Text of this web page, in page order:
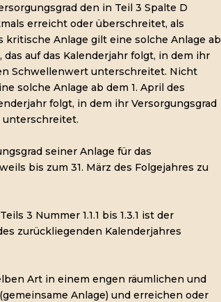
den in Teil 3 Spalte D
erreicht oder überschreitet, als
kritische Anlage gilt eine solche Anlage ab
das auf das Kalenderjahr folgt, in dem ihr
Schwellenwert unterschreitet. Nicht
solche Anlage ab dem 1. April des
folgt, in dem ihr Versorgungsgrad
seiner Anlage für das
bis zum 31. März des Folgejahres zu
3 Nummer 1.1.1 bis 1.3.1 ist der
zurückliegenden Kalenderjahres
Art in einem engen räumlichen und
Anlage) und erreichen oder